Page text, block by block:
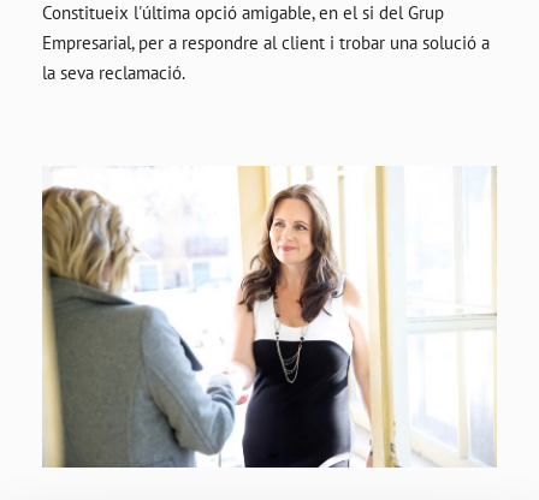
Constitueix l'última opció amigable, en el si del Grup
Empresarial, per a respondre al client i trobar una solució a
la seva reclamació.